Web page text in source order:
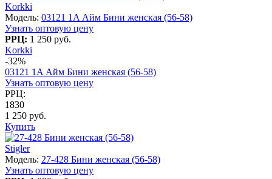
Korkki
Модель: 03121 1A Айм Бини женская (56-58)
Узнать оптовую цену
РРЦ: 1 250 руб.
Korkki
-32%
03121 1A Айм Бини женская (56-58)
Узнать оптовую цену
РРЦ:
1830
1 250 руб.
Купить
Stigler
Модель: 27-428 Бини женская (56-58)
Узнать оптовую цену